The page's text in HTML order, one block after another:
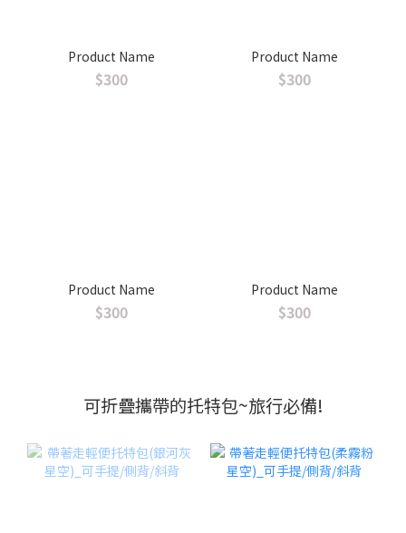
Product Name
$300
Product Name
$300
Product Name
$300
Product Name
$300
可折疊攜帶的托特包~旅行必備!